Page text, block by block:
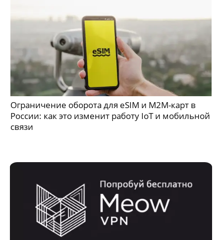
Ограничение оборота для eSIM и M2M-карт в
России: как это изменит работу IoT и мобильной
связи